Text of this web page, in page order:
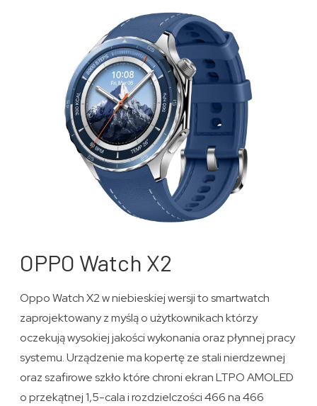
OPPO Watch X2
Oppo Watch X2 w niebieskiej wersji to smartwatch
zaprojektowany z myślą o użytkownikach którzy
oczekują wysokiej jakości wykonania oraz płynnej pracy
systemu. Urządzenie ma kopertę ze stali nierdzewnej
oraz szafirowe szkło które chroni ekran LTPO AMOLED
o przekątnej 1,5-cala i rozdzielczości 466 na 466